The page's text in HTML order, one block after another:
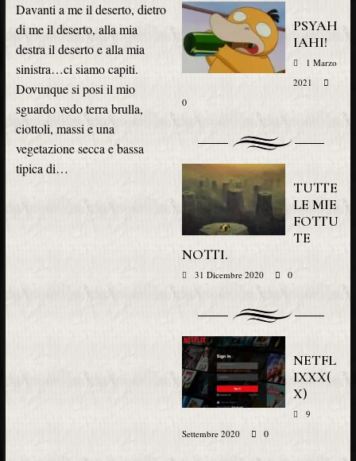
Davanti a me il deserto, dietro
di me il deserto, alla mia
destra il deserto e alla mia
sinistra…ci siamo capiti.
Dovunque si posi il mio
sguardo vedo terra brulla,
ciottoli, massi e una
vegetazione secca e bassa
tipica di…
PSYAH
IAHI!
1 Marzo
2021
0
TUTTE
LE MIE
FOTTU
TE
NOTTI.
31 Dicembre 2020 0
NETFL
IXXX(
X)
9
Settembre 2020
0